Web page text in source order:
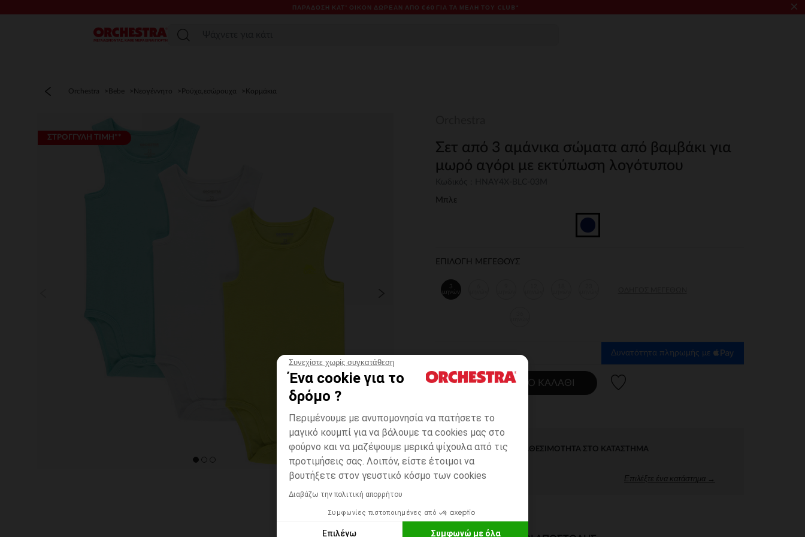
Συνεχίστε χωρίς συγκατάθεση
Ένα cookie για το
δρόμο ?
Περιμένουμε με ανυπομονησία να πατήσετε το
μαγικό κουμπί για να βάλουμε τα cookies μας στο
φούρνο και να μαζέψουμε μερικά ψίχουλα από τις
προτιμήσεις σας. Λοιπόν, είστε έτοιμοι να
βουτήξετε στον γευστικό κόσμο των cookies
Διαβάζω την πολιτική απορρήτου
Συμφωνίες πιστοποιημένες από
Επιλέγω Συμφωνώ με όλα
ΠΑΡΆΔΟΣΗ ΚΑΤ' ΟΊΚΟΝ ΔΩΡΕΑΝ ΑΠΌ €60 ΓΙΑ ΤΑ ΜΈΛΗ ΤΟΥ CLUB* ×
Μενού
Orchestra Bebe Νεογέννητο Ρούχα,εσώρουχα Κορμάκια
ΣΤΡΟΓΓΥΛΗ ΤΙΜΗ**
Σετ από 3 αμάνικα σώματα από βαμβάκι για
μωρό αγόρι με εκτύπωση λογότυπου
Μπλε
ΕΠΙΛΟΓΗ ΜΕΓΕΘΟΥΣ
3
μηνών
Δυνατότητα πληρωμής με
ΠΡΟΣΘΉΚΗ ΣΤΟ ΚΑΛΆΘΙ
ΆΜΕΣΗ ΔΙΑΘΕΣΙΜΌΤΗΤΑ ΣΤΟ ΚΑΤΆΣΤΗΜΑ
Επιλέξτε ένα κατάστημα →